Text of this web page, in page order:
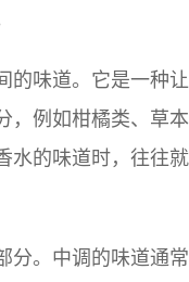
的味道。它是一种
，例如柑橘类、草
水的味道时，往往
分。中调的味道通